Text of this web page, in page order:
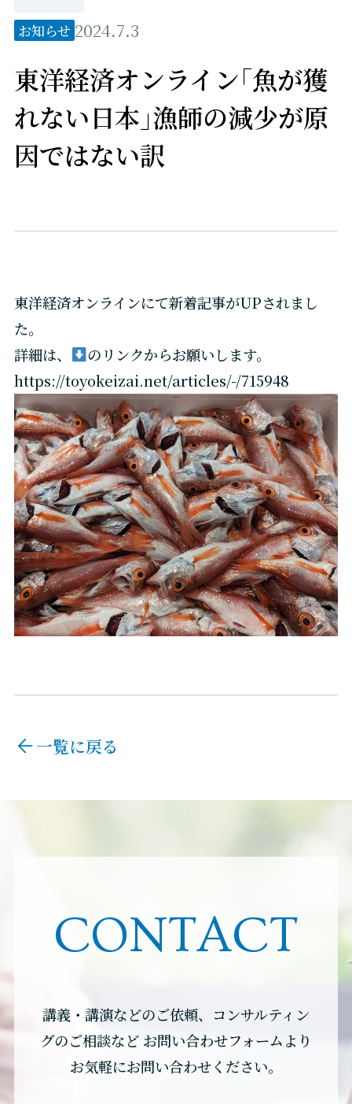
お知らせ 2024.7.3
東洋経済オンライン｢魚が獲
れない日本｣漁師の減少が原
因ではない訳
東洋経済オンラインにて新着記事がUPされまし
た。
詳細は、
のリンクからお願いします。
https://toyokeizai.net/articles/-/715948
一覧に戻る
CONTACT
講義・講演などのご依頼、コンサルティン
グのご相談など お問い合わせフォームより
お気軽にお問い合わせください。